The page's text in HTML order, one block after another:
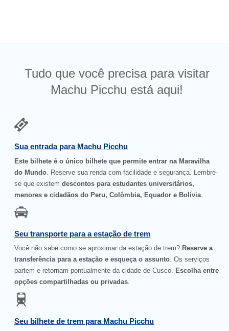
Tudo que você precisa para visitar
Machu Picchu está aqui!
Sua entrada para Machu Picchu
Este bilhete é o único bilhete que permite entrar na Maravilha
do Mundo . Reserve sua renda com facilidade e segurança. Lembre-
se que existemdescontos para estudantes universitários,
menores e cidadãos do Peru, Colômbia, Equador e Bolívia
Seu transporte para a estação de trem
Você não sabe como se aproximar da estação de trem? Reserve a
transferência para a estação e esqueça o assunto. Os serviços
partem e retornam pontualmente da cidade de Cusco. Escolha entre
opções compartilhadas ou privadas.
Seu bilhete de trem para Machu Picchu